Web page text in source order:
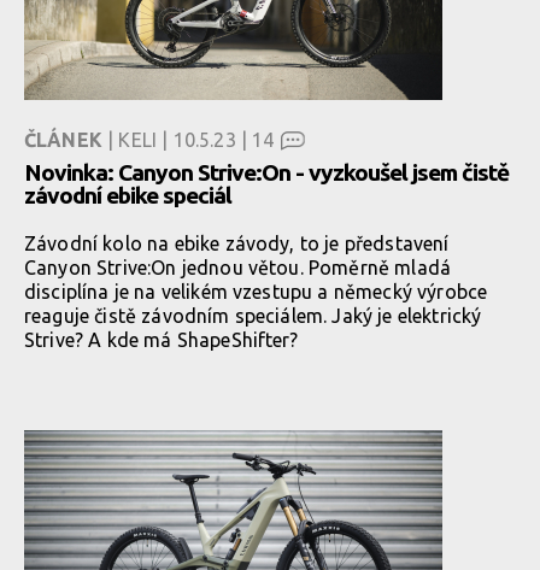
ČLÁNEK | KELI | 10.5.23 | 14
Novinka: Canyon Strive:On - vyzkoušel jsem čistě
závodní ebike speciál
Závodní kolo na ebike závody, to je představení
Canyon Strive:On jednou větou. Poměrně mladá
disciplína je na velikém vzestupu a německý výrobce
reaguje čistě závodním speciálem. Jaký je elektrický
Strive? A kde má ShapeShifter?